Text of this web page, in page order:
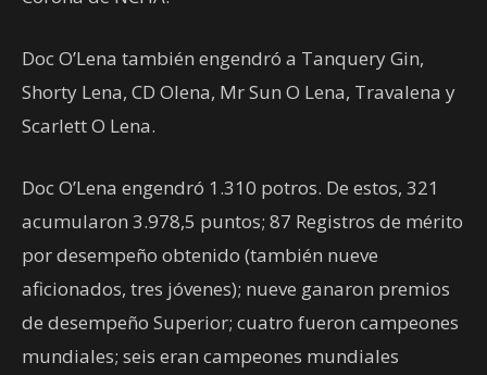
Doc O’Lena también engendró a Tanquery Gin,
Shorty Lena, CD Olena, Mr Sun O Lena, Travalena y
Scarlett O Lena.
Doc O’Lena engendró 1.310 potros. De estos, 321
acumularon 3.978,5 puntos; 87 Registros de mérito
por desempeño obtenido (también nueve
aficionados, tres jóvenes); nueve ganaron premios
de desempeño Superior; cuatro fueron campeones
mundiales; seis eran campeones mundiales